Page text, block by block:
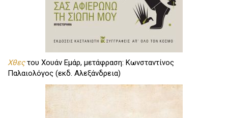
Χθεςτου Χουάν Εμάρ, μετάφραση: Κωνσταντίνος
Παλαιολόγος (εκδ. Αλεξάνδρεια)